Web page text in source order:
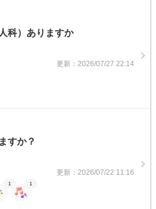
科）ありますか
更新：2026/07/27 22:14
すか？
更新：2026/07/22 11:16
1 1